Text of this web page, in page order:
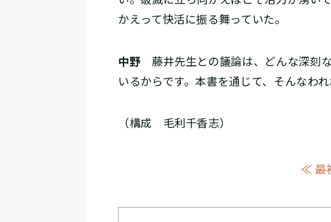
かえって快活に振る舞っていた。
中野 藤井先生との議論は、どんな深刻
いるからです。本書を通じて、そんなわ
（構成 毛利千香志）
≪ 最